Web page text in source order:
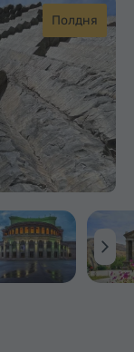
Полдня